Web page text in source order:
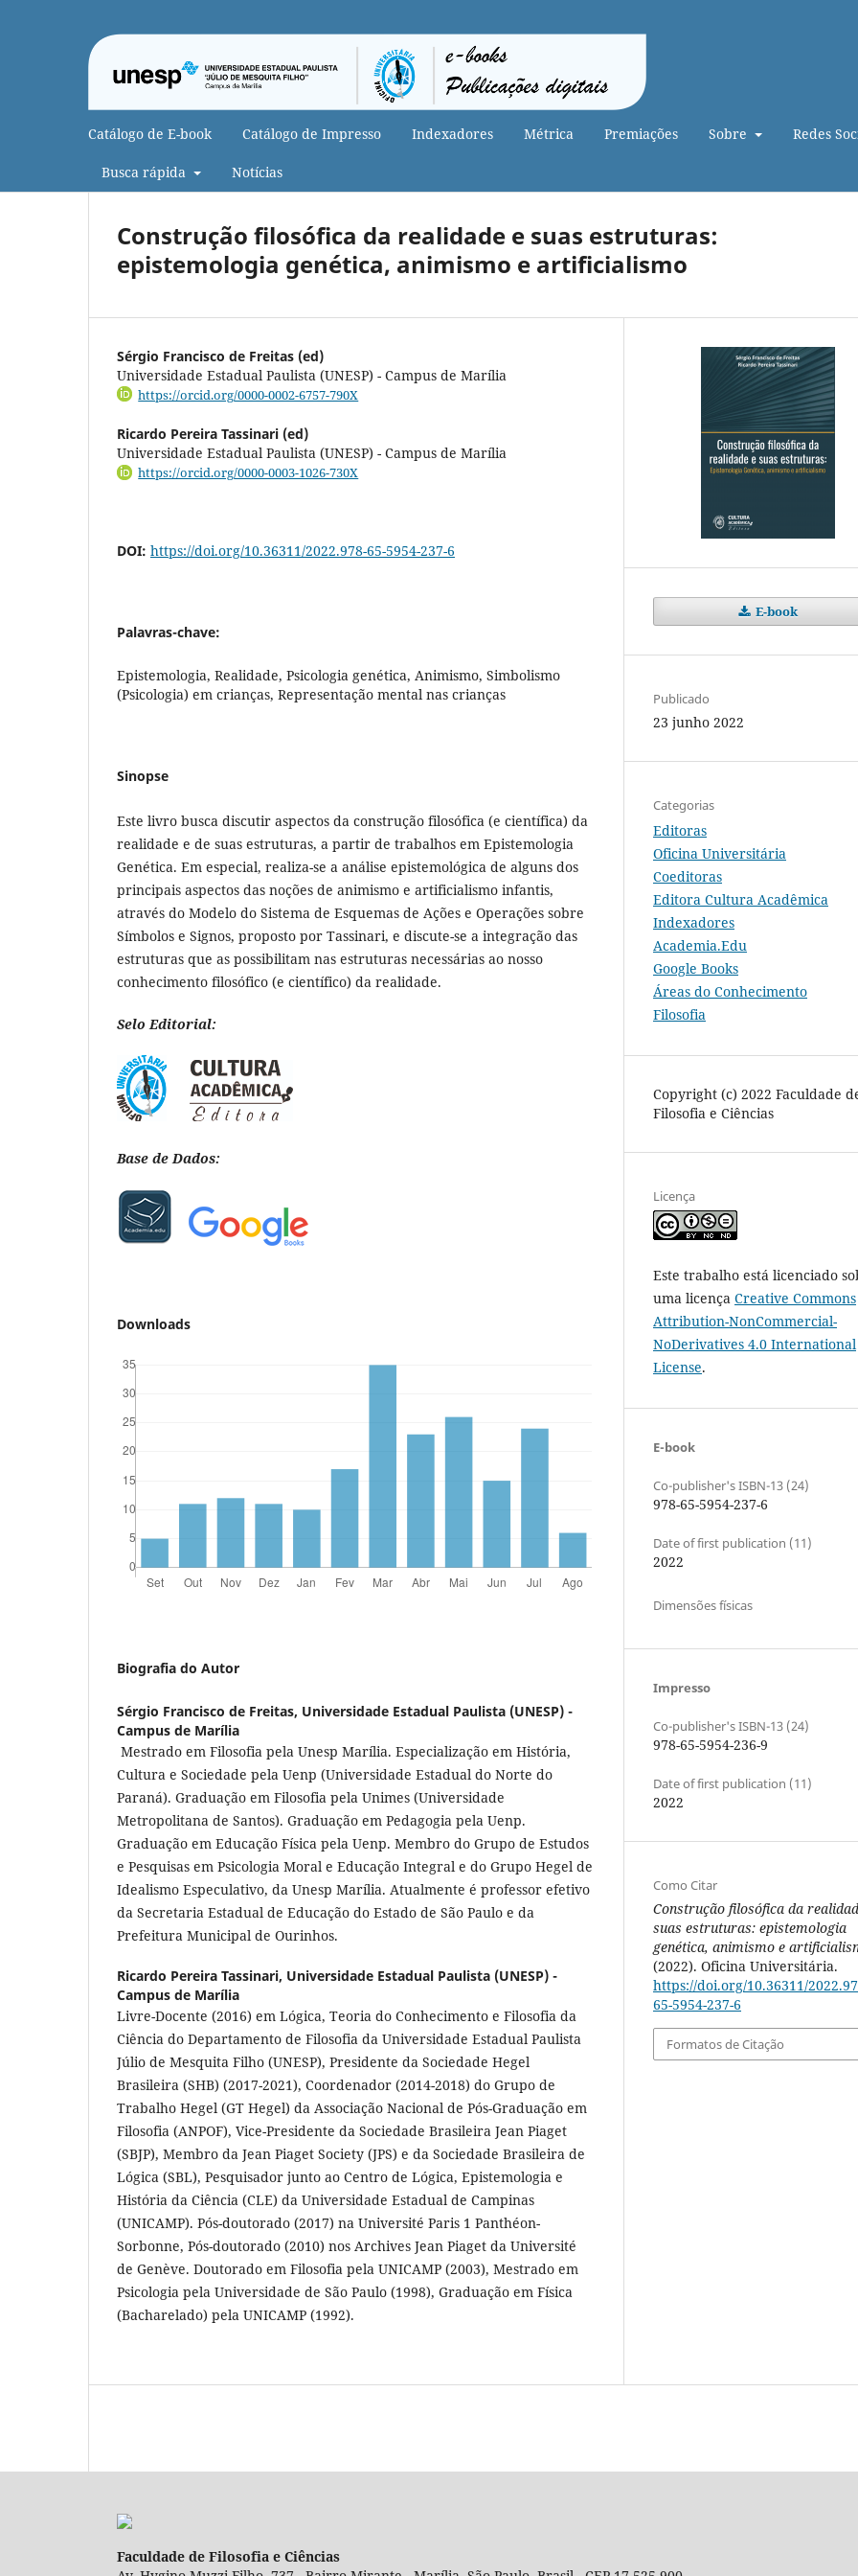
Catálogo de E-book Catálogo de Impresso Indexadores Métrica Premiações Sobre Redes
Busca rápida Notícias
Construção filosófica da realidade e suas estruturas:
epistemologia genética, animismo e artificialismo
Sérgio Francisco de Freitas (ed)
Universidade Estadual Paulista (UNESP) - Campus de Marília
https://orcid.org/0000-0002-6757-790X
Ricardo Pereira Tassinari (ed)
Universidade Estadual Paulista (UNESP) - Campus de Marília
https://orcid.org/0000-0003-1026-730X
DOI: https://doi.org/10.36311/2022.978-65-5954-237-6
Palavras-chave:
Epistemologia, Realidade, Psicologia genética, Animismo, Simbolismo
(Psicologia) em crianças, Representação mental nas crianças
Sinopse
Este livro busca discutir aspectos da construção filosófica (e científica) da
realidade e de suas estruturas, a partir de trabalhos em Epistemologia
Genética. Em especial, realiza-se a análise epistemológica de alguns dos
principais aspectos das noções de animismo e artificialismo infantis,
através do Modelo do Sistema de Esquemas de Ações e Operações sobre
Símbolos e Signos, proposto por Tassinari, e discute-se a integração das
estruturas que as possibilitam nas estruturas necessárias ao nosso
conhecimento filosófico (e científico) da realidade.
Selo Editorial:
Base de Dados:
Downloads
Biografia do Autor
Sérgio Francisco de Freitas, Universidade Estadual Paulista (UNESP) -
Campus de Marília
Mestrado em Filosofia pela Unesp Marília. Especialização em História,
Cultura e Sociedade pela Uenp (Universidade Estadual do Norte do
Paraná). Graduação em Filosofia pela Unimes (Universidade
Metropolitana de Santos). Graduação em Pedagogia pela Uenp.
Graduação em Educação Física pela Uenp. Membro do Grupo de Estudos
e Pesquisas em Psicologia Moral e Educação Integral e do Grupo Hegel de
Idealismo Especulativo, da Unesp Marília. Atualmente é professor efetivo
da Secretaria Estadual de Educação do Estado de São Paulo e da
Prefeitura Municipal de Ourinhos.
Ricardo Pereira Tassinari, Universidade Estadual Paulista (UNESP) -
Campus de Marília
Livre-Docente (2016) em Lógica, Teoria do Conhecimento e Filosofia da
Ciência do Departamento de Filosofia da Universidade Estadual Paulista
Júlio de Mesquita Filho (UNESP), Presidente da Sociedade Hegel
Brasileira (SHB) (2017-2021), Coordenador (2014-2018) do Grupo de
Trabalho Hegel (GT Hegel) da Associação Nacional de Pós-Graduação em
Filosofia (ANPOF), Vice-Presidente da Sociedade Brasileira Jean Piaget
(SBJP), Membro da Jean Piaget Society (JPS) e da Sociedade Brasileira de
Lógica (SBL), Pesquisador junto ao Centro de Lógica, Epistemologia e
História da Ciência (CLE) da Universidade Estadual de Campinas
(UNICAMP). Pós-doutorado (2017) na Université Paris 1 Panthéon-
Sorbonne, Pós-doutorado (2010) nos Archives Jean Piaget da Université
de Genève. Doutorado em Filosofia pela UNICAMP (2003), Mestrado em
Psicologia pela Universidade de São Paulo (1998), Graduação em Física
(Bacharelado) pela UNICAMP (1992).
E-book
Publicado
23 junho 2022
Categorias
Editoras
Oficina Universitária
Coeditoras
Editora Cultura Acadêmica
Indexadores
Academia.Edu
Google Books
Áreas do Conhecimento
Filosofia
Copyright (c) 2022 Faculdade
Filosofia e Ciências
Licença
Este trabalho está licenciado
uma licença Creative Commons
Attribution-NonCommercial-
NoDerivatives 4.0 International
License.
E-book
Co-publisher's ISBN-13 (24)
978-65-5954-237-6
Date of first publication (11)
2022
Dimensões físicas
Impresso
Co-publisher's ISBN-13 (24)
978-65-5954-236-9
Date of first publication (11)
2022
Como Citar
Construção filosófica da
suas estruturas: epistemologia
genética, animismo e
(2022). Oficina Universitária.
https://doi.org/10.36311/
65-5954-237-6
Formatos de Citação
Faculdade de Filosofia e Ciências